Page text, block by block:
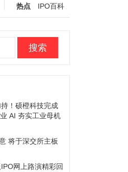
热点
IPO百科
！硕橙科技完成
AI 夯实工业母机
将于深交所主板
网上路演精彩回